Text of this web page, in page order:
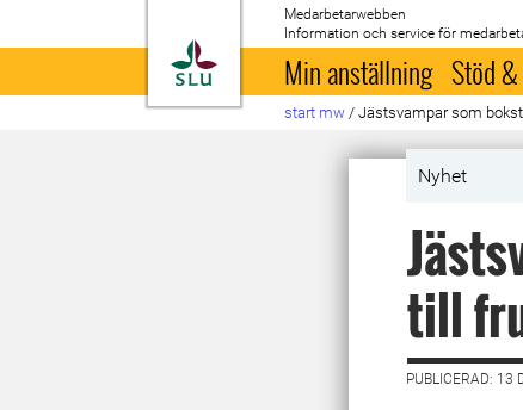
Till startsida
Medarbetarwebben
Information och service för
Min anställning Stöd
start mw / Jästsvampar som
Nyhet
till
PUBLICERAD: 13